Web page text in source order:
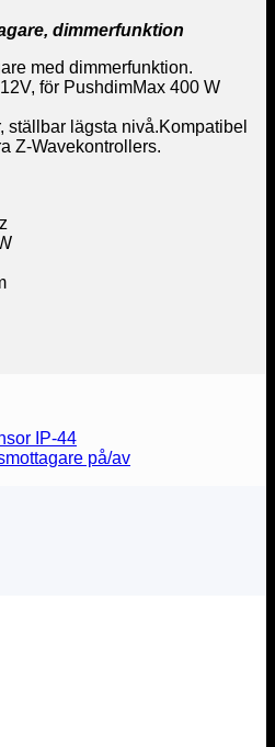
dimmerfunktion
med dimmerfunktion.
för PushdimMax 400 W
ställbar lägsta nivå.Kompatibel
Z-Wavekontrollers.